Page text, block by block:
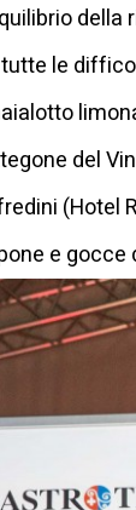
le
del
(Hotel
e gocce